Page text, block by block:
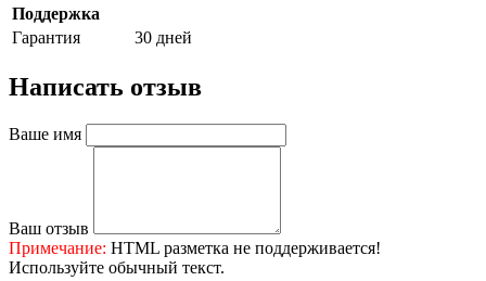
Поддержка
Гарантия
30 дней
Написать отзыв
Ваше имя
Ваш отзыв
Примечание: HTML разметка не поддерживается!
Используйте обычный текст.